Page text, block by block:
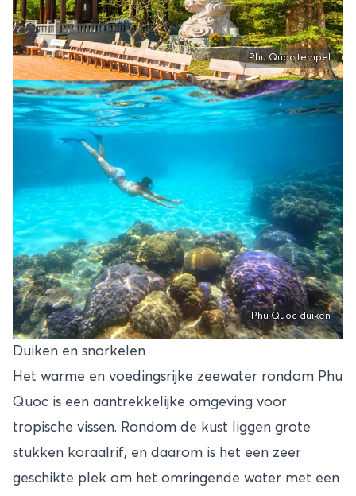
Phu Quoc tempel
Phu Quoc duiken
Duiken en snorkelen
Het warme en voedingsrijke zeewater rondom Phu
Quoc is een aantrekkelijke omgeving voor
tropische vissen. Rondom de kust liggen grote
stukken koraalrif, en daarom is het een zeer
geschikte plek om het omringende water met een